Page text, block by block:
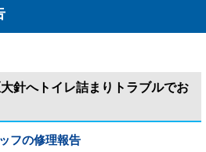
針へトイレ詰まりトラブルでお
フの修理報告